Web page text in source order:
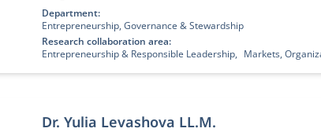
Department:
Entrepreneurship, Governance & Stewardship
Research collaboration area:
Entrepreneurship & Responsible Leadership
Markets,
Dr. Yulia Levashova LL.M.